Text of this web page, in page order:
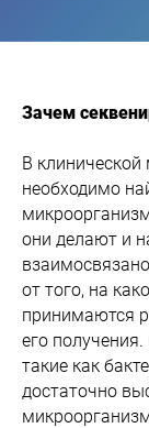
Зачем
В
необходимо
они делают и
от того, на
принимаются
его
такие как
достаточно